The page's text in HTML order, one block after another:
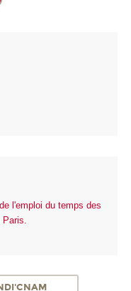
l'emploi du temps des
Paris.